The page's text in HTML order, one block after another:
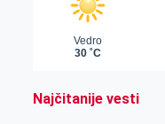
Najčitanije vesti